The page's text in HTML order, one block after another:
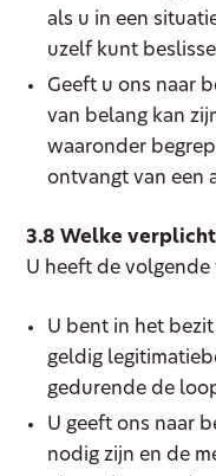
als u in een
uzelf kunt
Geeft u ons naar
van belang kan
waaronder
ontvangt van een
3.8 Welke
U heeft de
U bent in het
geldig
gedurende de
U geeft ons naar
nodig zijn en de